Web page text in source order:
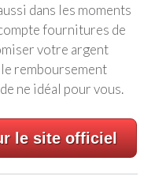
dans les moments
fournitures de
votre argent
remboursement
ne idéal pour vous.
le site officiel